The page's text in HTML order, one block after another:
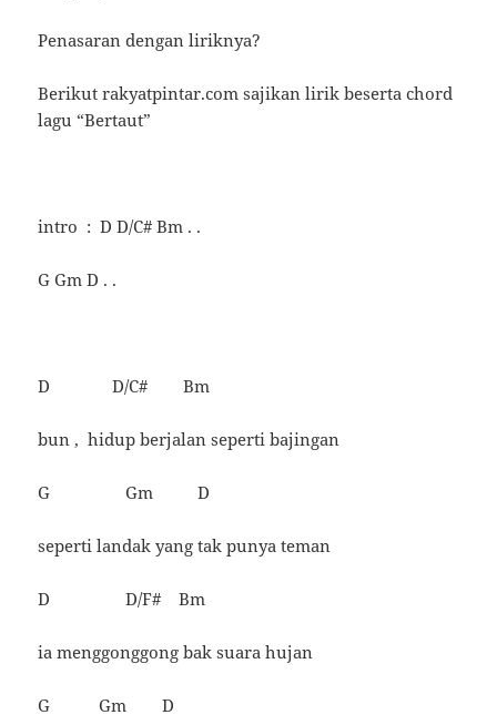
Penasaran dengan liriknya?
Berikut rakyatpintar.com sajikan lirik beserta chord
lagu “Bertaut”
intro : D D/C# Bm . .
G Gm D . .
D D/C# Bm
bun , hidup berjalan seperti bajingan
G Gm D
seperti landak yang tak punya teman
D D/F# Bm
ia menggonggong bak suara hujan
G Gm D